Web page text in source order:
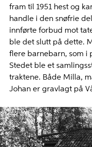
fram til 1951 hest og
handle i den snøfrie
innførte forbud mot
ble det slutt på dette.
flere barnebarn, som i
Stedet ble et
traktene. Både Milla,
Johan er gravlagt på